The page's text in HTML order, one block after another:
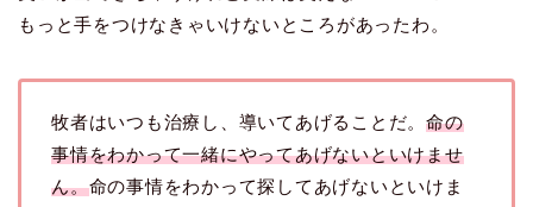
もっと手をつけなきゃいけないところがあったわ。
牧者はいつも治療し、導いてあげることだ。命の
事情をわかって一緒にやってあげないといけませ
ん。命の事情をわかって探してあげないといけま